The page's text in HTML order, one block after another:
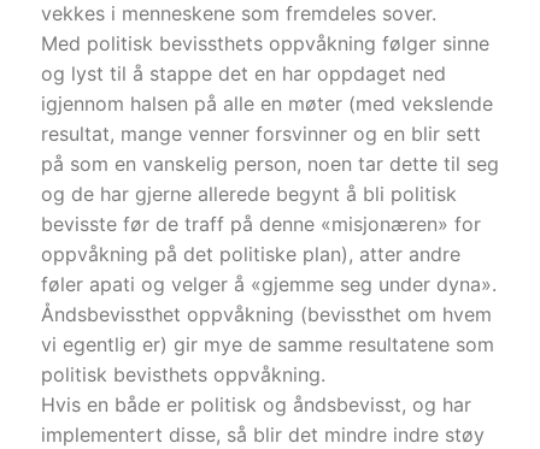
vekkes i menneskene som fremdeles sover.
Med politisk bevissthets oppvåkning følger sinne
og lyst til å stappe det en har oppdaget ned
igjennom halsen på alle en møter (med vekslende
resultat, mange venner forsvinner og en blir sett
på som en vanskelig person, noen tar dette til seg
og de har gjerne allerede begynt å bli politisk
bevisste før de traff på denne «misjonæren» for
oppvåkning på det politiske plan), atter andre
føler apati og velger å «gjemme seg under dyna».
Åndsbevissthet oppvåkning (bevissthet om hvem
vi egentlig er) gir mye de samme resultatene som
politisk bevisthets oppvåkning.
Hvis en både er politisk og åndsbevisst, og har
implementert disse, så blir det mindre indre støy